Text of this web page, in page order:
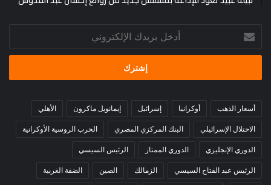
بريدك
الإلكتروني
أسعار الذهب أوكرانيا إسرائيل إيمانويل ماكرون الأهلي
الاحتلال الإسرائيلي البنك المركزي المصري الحرب الروسية الأوكرانية
الدوري الإنجليزي الدوري الممتاز الرئيس السيسي
الرئيس عبد الفتاح السيسي الزمالك الصين الضفة الغربية